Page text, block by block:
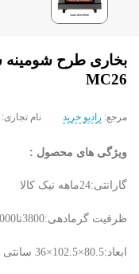
MC26
مرجع: رادیو خرید نام تجاری:
ویژگی های محصول :
گارانتی:24ماهه نیک کالا
ظرفیت گرمادهی:3800تا8000کیلوکالری برساعت
ابعاد:80.5×102.5×36 سانتی متر